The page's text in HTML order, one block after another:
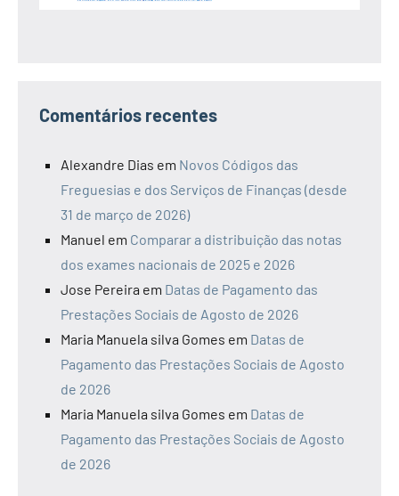
Comentários recentes
Alexandre Dias em Novos Códigos das
Freguesias e dos Serviços de Finanças (desde
31 de março de 2026)
Manuel em Comparar a distribuição das notas
dos exames nacionais de 2025 e 2026
Jose Pereira em Datas de Pagamento das
Prestações Sociais de Agosto de 2026
Maria Manuela silva Gomes em Datas de
Pagamento das Prestações Sociais de Agosto
de 2026
Maria Manuela silva Gomes em Datas de
Pagamento das Prestações Sociais de Agosto
de 2026